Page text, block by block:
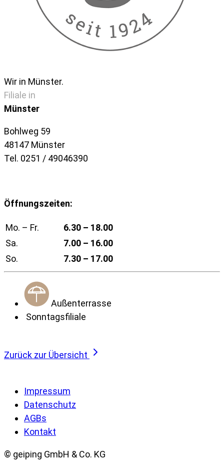
Wir in Münster.
Filiale in
Münster
Bohlweg 59
48147 Münster
Tel. 0251 / 49046390
Öffnungszeiten:
Mo. – Fr.
6.30 – 18.00
Sa.
7.00 – 16.00
So.
7.30 – 17.00
Außenterrasse
Sonntagsfiliale
Zurück zur Übersicht
Impressum
Datenschutz
AGBs
Kontakt
© geiping GmbH & Co. KG